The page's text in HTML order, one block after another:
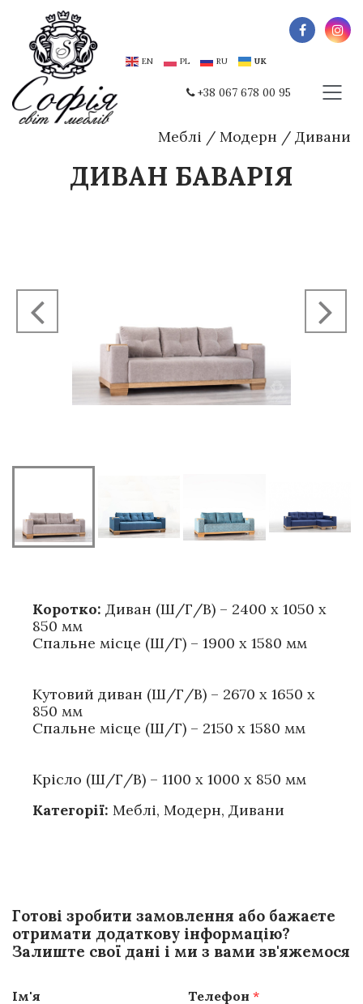
EN PL RU UK
+38 067 678 00 95
Меблі / Модерн / Дивани
ДИВАН БАВАРІЯ
Коротко: Диван (Ш/Г/В) – 2400 х 1050 х
850 мм
Спальне місце (Ш/Г) – 1900 х 1580 мм
Кутовий диван (Ш/Г/В) – 2670 х 1650 х
850 мм
Спальне місце (Ш/Г) – 2150 х 1580 мм
Крісло (Ш/Г/В) – 1100 х 1000 х 850 мм
Категорії: Меблі, Модерн, Дивани
Готові зробити замовлення або бажаєте
отримати додаткову інформацію?
Залиште свої дані і ми з вами зв'яжемося
Ім'я Телефон*